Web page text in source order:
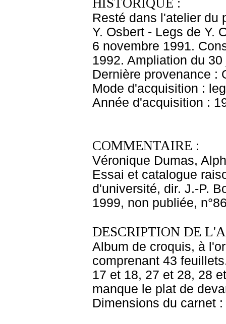
HISTORIQUE :
Resté dans l'atelier du
Y. Osbert - Legs de Y.
6 novembre 1991.
1992. Ampliation du
Dernière provenance :
Mode d'acquisition :
Année d'acquisition :
COMMENTAIRE :
Véronique Dumas,
Essai et catalogue
d'université, dir. J.-P.
1999, non publiée,
DESCRIPTION DE
Album de croquis, à
comprenant 43
17 et 18, 27 et 28, 28
manque le plat de
Dimensions du carnet